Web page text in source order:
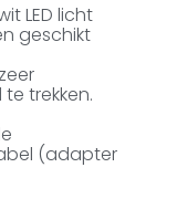
LED licht
geschikt
trekken.
(adapter